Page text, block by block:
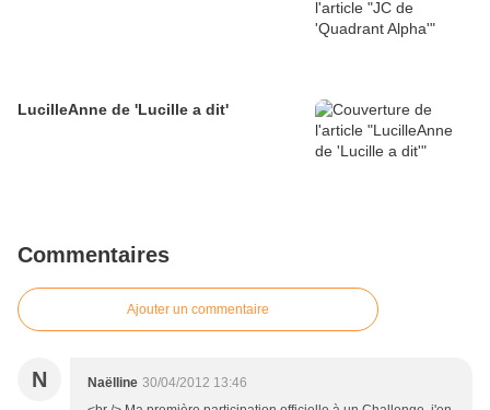
LucilleAnne de 'Lucille a dit'
Commentaires
Ajouter un commentaire
N Naëlline 30/04/2012 13:46